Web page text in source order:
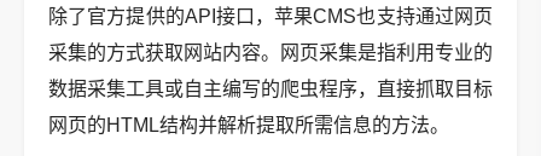
除了官方提供的API接口，苹果CMS也支持通过网页
采集的方式获取网站内容。网页采集是指利用专业的
数据采集工具或自主编写的爬虫程序，直接抓取目标
网页的HTML结构并解析提取所需信息的方法。